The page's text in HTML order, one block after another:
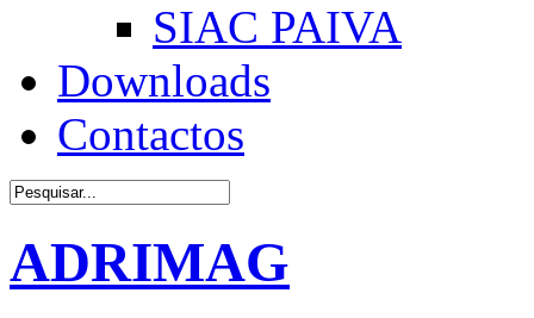
SIAC PAIVA
Downloads
Contactos
ADRIMAG